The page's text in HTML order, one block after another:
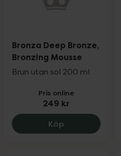
Bronza Deep Bronze,
Bronzing Mousse
Brun utan sol 200 ml
Pris online
249 kr
Köp Bronza